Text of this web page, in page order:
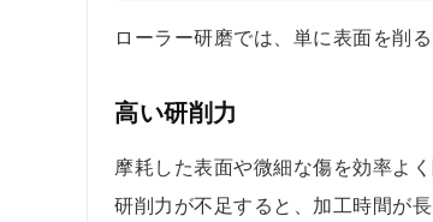
ローラー研磨では、単に表面を削
高い研削力
摩耗した表面や微細な傷を効率よ
研削力が不足すると、加工時間が